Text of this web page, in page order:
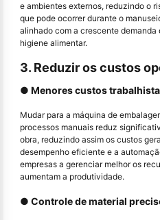
e ambientes externos, reduzindo o
que pode ocorrer durante o
alinhado com a crescente
higiene alimentar.
3. Reduzir os custos
● Menores custos
Mudar para a máquina de
processos manuais reduz
obra, reduzindo assim os custos
desempenho eficiente e a
empresas a gerenciar melhor os
aumentam a produtividade.
● Controle de material